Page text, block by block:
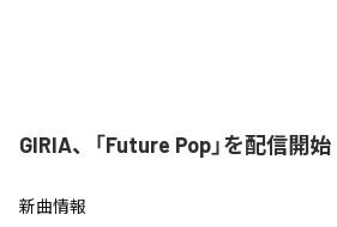
GIRIA、「Future Pop」を配信開始
新曲情報